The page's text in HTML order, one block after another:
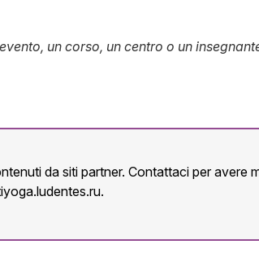
un corso, un centro o un
da siti partner. Contattaci per avere
.